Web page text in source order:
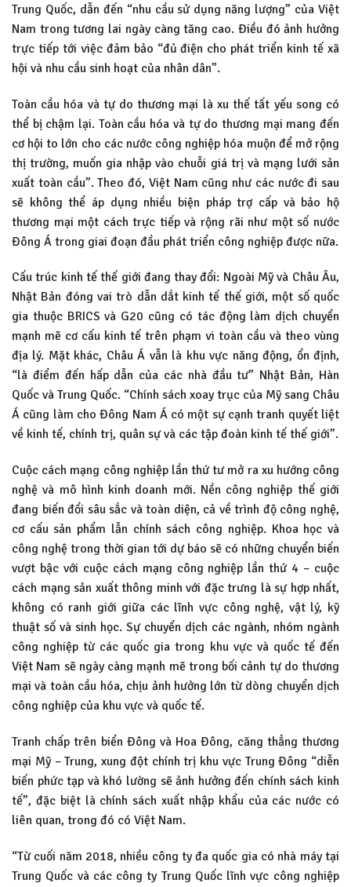
Trung Quốc, dẫn đến “nhu cầu sử dụng năng lượng” của Việt
Nam trong tương lai ngày càng tăng cao. Điều đó ảnh hưởng
trực tiếp tới việc đảm bảo “đủ điện cho phát triển kinh tế xã
hội và nhu cầu sinh hoạt của nhân dân”.
Toàn cầu hóa và tự do thương mại là xu thế tất yếu song có
thể bị chậm lại. Toàn cầu hóa và tự do thương mại mang đến
cơ hội to lớn cho các nước công nghiệp hóa muộn để mở rộng
thị trường, muốn gia nhập vào chuỗi giá trị và mạng lưới sản
xuất toàn cầu”. Theo đó, Việt Nam cũng như các nước đi sau
sẽ không thể áp dụng nhiều biện pháp trợ cấp và bảo hộ
thương mại một cách trực tiếp và rộng rãi như một số nước
Đông Á trong giai đoạn đầu phát triển công nghiệp được nữa.
Cấu trúc kinh tế thế giới đang thay đổi: Ngoài Mỹ và Châu Âu,
Nhật Bản đóng vai trò dẫn dắt kinh tế thế giới, một số quốc
gia thuộc BRICS và G20 cũng có tác động làm dịch chuyển
mạnh mẽ cơ cấu kinh tế trên phạm vi toàn cầu và theo vùng
địa lý. Mặt khác, Châu Á vẫn là khu vực năng động, ổn định,
“là điểm đến hấp dẫn của các nhà đầu tư” Nhật Bản, Hàn
Quốc và Trung Quốc. “Chính sách xoay trục của Mỹ sang Châu
Á cũng làm cho Đông Nam Á có một sự cạnh tranh quyết liệt
về kinh tế, chính trị, quân sự và các tập đoàn kinh tế thế giới”.
Cuộc cách mạng công nghiệp lần thứ tư mở ra xu hướng công
nghệ và mô hình kinh doanh mới. Nền công nghiệp thế giới
đang biến đổi sâu sắc và toàn diện, cả về trình độ công nghệ,
cơ cấu sản phẩm lẫn chính sách công nghiệp. Khoa học và
công nghệ trong thời gian tới dự báo sẽ có những chuyển biến
vượt bậc với cuộc cách mạng công nghiệp lần thứ 4 – cuộc
cách mạng sản xuất thông minh với đặc trưng là sự hợp nhất,
không có ranh giới giữa các lĩnh vực công nghệ, vật lý, kỹ
thuật số và sinh học. Sự chuyển dịch các ngành, nhóm ngành
công nghiệp từ các quốc gia trong khu vực và quốc tế đến
Việt Nam sẽ ngày càng mạnh mẽ trong bối cảnh tự do thương
mại và toàn cầu hóa, chịu ảnh hưởng lớn từ dòng chuyển dịch
công nghiệp của khu vực và quốc tế.
Tranh chấp trên biển Đông và Hoa Đông, căng thẳng thương
mại Mỹ – Trung, xung đột chính trị khu vực Trung Đông “diễn
biến phức tạp và khó lường sẽ ảnh hưởng đến chính sách kinh
tế”, đặc biệt là chính sách xuất nhập khẩu của các nước có
liên quan, trong đó có Việt Nam.
“Từ cuối năm 2018, nhiều công ty đa quốc gia có nhà máy tại
Trung Quốc và các công ty Trung Quốc lĩnh vực công nghiệp